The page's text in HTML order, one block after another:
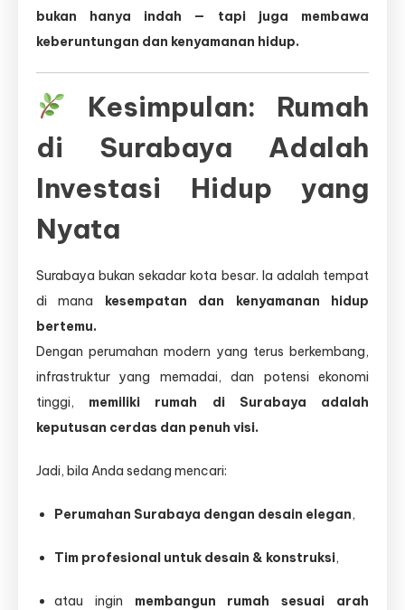
bukan hanya indah — tapi juga membawa
keberuntungan dan kenyamanan hidup.
Kesimpulan: Rumah
di Surabaya Adalah
Investasi Hidup yang
Nyata
Surabaya bukan sekadar kota besar. Ia adalah tempat
di mana kesempatan dan kenyamanan hidup
bertemu.
Dengan perumahan modern yang terus berkembang,
infrastruktur yang memadai, dan potensi ekonomi
tinggi, memiliki rumah di Surabaya adalah
keputusan cerdas dan penuh visi.
Jadi, bila Anda sedang mencari:
Perumahan Surabaya dengan desain elegan,
Tim profesional untuk desain & konstruksi,
atau ingin membangun rumah sesuai arah